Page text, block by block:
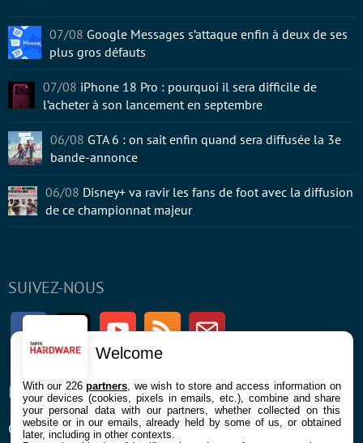
SUIVEZ-NOUS
FacebookTwitter Youtube RSS Newsletter
ENTREPRISE
Confidentialité et Cookies
À PROPOS
Contact
07/08 Google Messages s’attaque enfin à deux de ses
plus gros défauts
07/08 iPhone 18 Pro : pourquoi il sera difficile de
l’acheter à son lancement en septembre
06/08 GTA 6 : on sait enfin quand sera diffusée la 3e
bande-annonce
06/08 Disney+ va ravir les fans de foot avec la diffusion
de ce championnat majeur
Welcome
With our 226partners , we wish to store and access information on
your devices (cookies, pixels in emails, etc.), combine and share
your personal data with our partners, whether collected on this
website or in our emails, already held by some of us, or obtained
later, including in other contexts.